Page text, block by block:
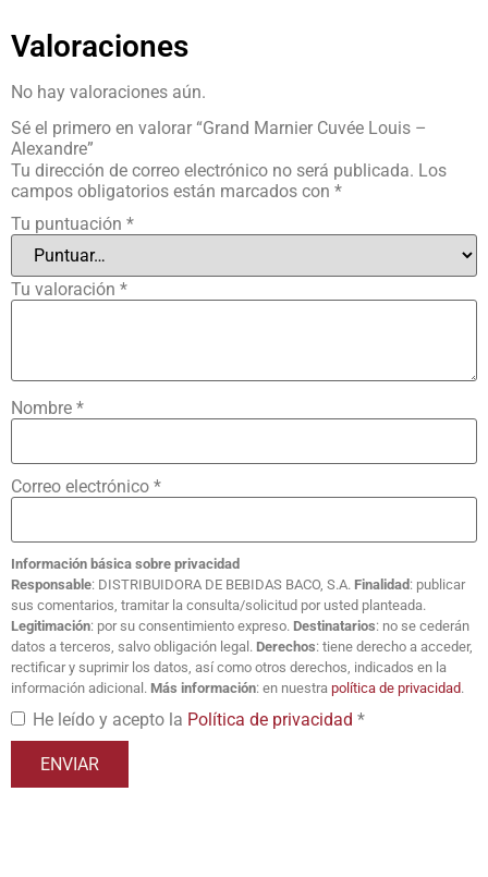
Valoraciones
No hay valoraciones aún.
Sé el primero en valorar “Grand Marnier Cuvée Louis –
Alexandre”
Tu dirección de correo electrónico no será publicada. Los
campos obligatorios están marcados con *
Tu puntuación *
Tu valoración *
Nombre *
Correo electrónico *
Información básica sobre privacidad
Responsable: DISTRIBUIDORA DE BEBIDAS BACO, S.A. Finalidad : publicar
sus comentarios, tramitar la consulta/solicitud por usted planteada.
Legitimación: por su consentimiento expreso. Destinatarios: no se cederán
datos a terceros, salvo obligación legal. Derechos: tiene derecho a acceder,
rectificar y suprimir los datos, así como otros derechos, indicados en la
información adicional. Más información: en nuestra política de privacidad.
He leído y acepto la Política de privacidad *